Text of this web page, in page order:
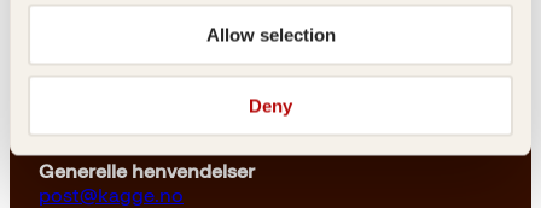
Allow selection
Deny
For bokhandlere og forfattere
23 11 82 80
Vil du sende inn et manuskript?
Generelle henvendelser
post@kagge.no